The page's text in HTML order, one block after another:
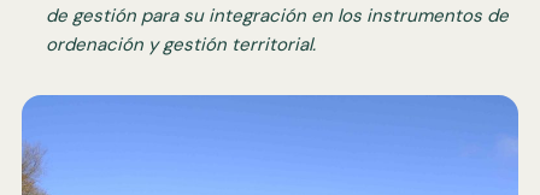
de gestión para su integración en los instrumentos de
ordenación y gestión territorial.